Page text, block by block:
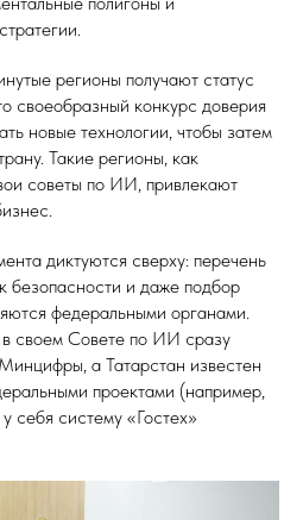
регионы получают статус
своеобразный конкурс доверия
новые технологии, чтобы затем
Такие регионы, как
советы по ИИ, привлекают
диктуются сверху: перечень
безопасности и даже подбор
федеральными органами.
в своем Совете по ИИ сразу
а Татарстан известен
проектами (например,
себя систему «Гостех»